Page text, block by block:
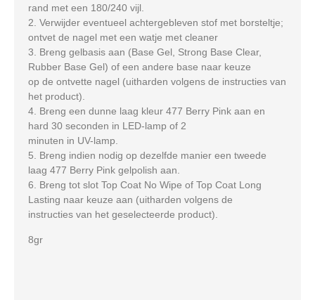
rand met een 180/240 vijl.
2. Verwijder eventueel achtergebleven stof met borsteltje;
ontvet de nagel met een watje met cleaner
3. Breng gelbasis aan (Base Gel, Strong Base Clear,
Rubber Base Gel) of een andere base naar keuze
op de ontvette nagel (uitharden volgens de instructies van
het product).
4. Breng een dunne laag kleur 477 Berry Pink aan en
hard 30 seconden in LED-lamp of 2
minuten in UV-lamp.
5. Breng indien nodig op dezelfde manier een tweede
laag 477 Berry Pink gelpolish aan.
6. Breng tot slot Top Coat No Wipe of Top Coat Long
Lasting naar keuze aan (uitharden volgens de
instructies van het geselecteerde product).
8gr